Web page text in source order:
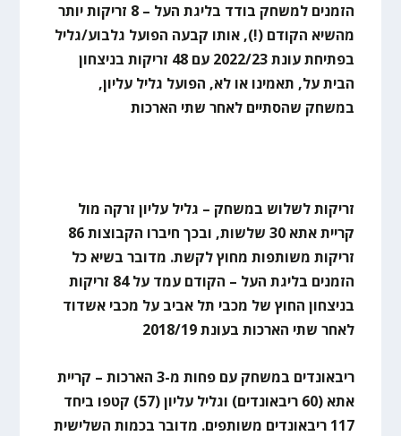
הזמנים למשחק בודד בליגת העל – 8 זריקות יותר
מהשיא הקודם (!), אותו קבעה הפועל גלבוע/גליל
בפתיחת עונת 2022/23 עם 48 זריקות בניצחון
הבית על, תאמינו או לא, הפועל גליל עליון,
במשחק שהסתיים לאחר שתי הארכות
זריקות לשלוש במשחק – גליל עליון זרקה מול
קריית אתא 30 שלשות, ובכך חיברו הקבוצות 86
זריקות משותפות מחוץ לקשת. מדובר בשיא כל
הזמנים בליגת העל – הקודם עמד על 84 זריקות
בניצחון החוץ של מכבי תל אביב על מכבי אשדוד
לאחר שתי הארכות בעונת 2018/19
ריבאונדים במשחק עם פחות מ-3 הארכות – קריית
אתא (60 ריבאונדים) וגליל עליון (57) קטפו ביחד
117 ריבאונדים משותפים. מדובר בכמות השלישית